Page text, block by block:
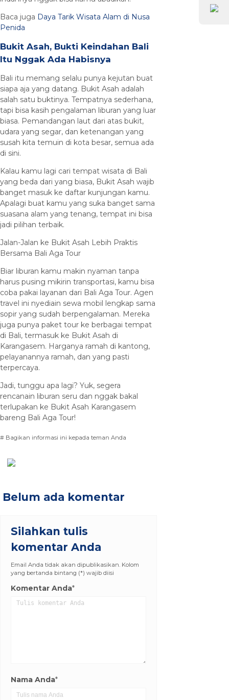
Baca juga Daya Tarik Wisata Alam di Nusa
Penida
Bukit Asah, Bukti Keindahan Bali
Itu Nggak Ada Habisnya
Bali itu memang selalu punya kejutan buat
siapa aja yang datang. Bukit Asah adalah
salah satu buktinya. Tempatnya sederhana,
tapi bisa kasih pengalaman liburan yang luar
biasa. Pemandangan laut dari atas bukit,
udara yang segar, dan ketenangan yang
susah kita temuin di kota besar, semua ada
di sini.
Kalau kamu lagi cari tempat wisata di Bali
yang beda dari yang biasa, Bukit Asah wajib
banget masuk ke daftar kunjungan kamu.
Apalagi buat kamu yang suka banget sama
suasana alam yang tenang, tempat ini bisa
jadi pilihan terbaik.
Jalan-Jalan ke Bukit Asah Lebih Praktis
Bersama Bali Aga Tour
Biar liburan kamu makin nyaman tanpa
harus pusing mikirin transportasi, kamu bisa
coba pakai layanan dari Bali Aga Tour. Agen
travel ini nyediain sewa mobil lengkap sama
sopir yang sudah berpengalaman. Mereka
juga punya paket tour ke berbagai tempat
di Bali, termasuk ke Bukit Asah di
Karangasem. Harganya ramah di kantong,
pelayanannya ramah, dan yang pasti
terpercaya.
Jadi, tunggu apa lagi? Yuk, segera
rencanain liburan seru dan nggak bakal
terlupakan ke Bukit Asah Karangasem
bareng Bali Aga Tour!
# Bagikan informasi ini kepada teman Anda
Belum ada komentar
Silahkan tulis
komentar Anda
Email Anda tidak akan dipublikasikan. Kolom
yang bertanda bintang (*) wajib diisi
Komentar Anda*
Nama Anda*